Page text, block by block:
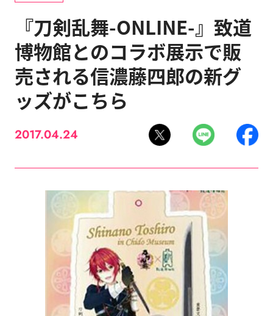
『刀剣乱舞-ONLINE-』致道
博物館とのコラボ展示で販
売される信濃藤四郎の新グ
ッズがこちら
2017.04.24